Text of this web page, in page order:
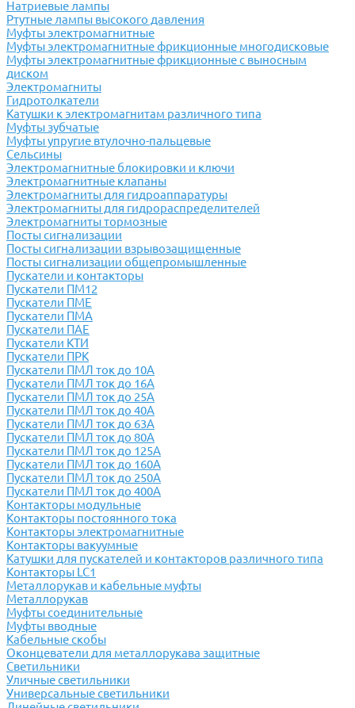
Натриевые лампы
Ртутные лампы высокого давления
Муфты электромагнитные
Муфты электромагнитные фрикционные многодисковые
Муфты электромагнитные фрикционные с выносным
диском
Электромагниты
Гидротолкатели
Катушки к электромагнитам различного типа
Муфты зубчатые
Муфты упругие втулочно-пальцевые
Сельсины
Электромагнитные блокировки и ключи
Электромагнитные клапаны
Электромагниты для гидроаппаратуры
Электромагниты для гидрораспределителей
Электромагниты тормозные
Посты сигнализации
Посты сигнализации взрывозащищенные
Посты сигнализации общепромышленные
Пускатели и контакторы
Пускатели ПМ12
Пускатели ПМЕ
Пускатели ПМА
Пускатели ПАЕ
Пускатели КТИ
Пускатели ПРК
Пускатели ПМЛ ток до 10А
Пускатели ПМЛ ток до 16А
Пускатели ПМЛ ток до 25А
Пускатели ПМЛ ток до 40А
Пускатели ПМЛ ток до 63А
Пускатели ПМЛ ток до 80А
Пускатели ПМЛ ток до 125А
Пускатели ПМЛ ток до 160А
Пускатели ПМЛ ток до 250А
Пускатели ПМЛ ток до 400А
Контакторы модульные
Контакторы постоянного тока
Контакторы электромагнитные
Контакторы вакуумные
Катушки для пускателей и контакторов различного типа
Контакторы LC1
Металлорукав и кабельные муфты
Металлорукав
Муфты соединительные
Муфты вводные
Кабельные скобы
Оконцеватели для металлорукава защитные
Светильники
Уличные светильники
Универсальные светильники